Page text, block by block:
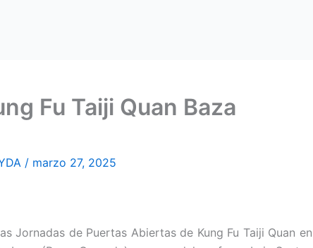
Fu Taiji Quan Baza
/ marzo 27, 2025
Jornadas de Puertas Abiertas de Kung Fu Taiji Quan en